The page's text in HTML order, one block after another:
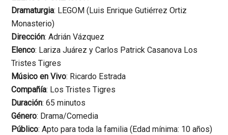
Dramaturgia: LEGOM (Luis Enrique Gutiérrez Ortiz
Monasterio)
Dirección: Adrián Vázquez
Elenco: Lariza Juárez y Carlos Patrick Casanova Los
Tristes Tigres
Músico en Vivo: Ricardo Estrada
Compañía: Los Tristes Tigres
Duración: 65 minutos
Género: Drama/Comedia
Público: Apto para toda la familia (Edad mínima: 10 años)